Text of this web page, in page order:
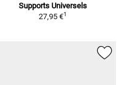
Supports Universels
27,95 €1